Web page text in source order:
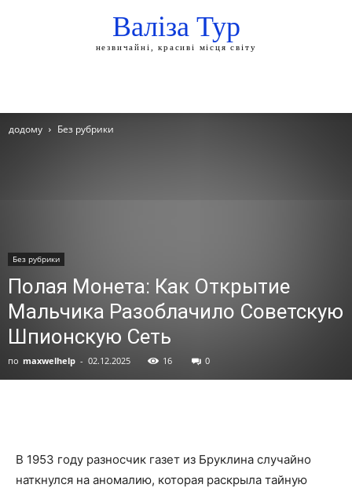
Валіза Тур
незвичайні, красиві місця світу
додому Без рубрики
Без рубрики
Полая Монета: Как Открытие
Мальчика Разоблачило Советскую
Шпионскую Сеть
по maxwelhelp - 02.12.2025 16 0
В 1953 году разносчик газет из Бруклина случайно
наткнулся на аномалию, которая раскрыла тайную